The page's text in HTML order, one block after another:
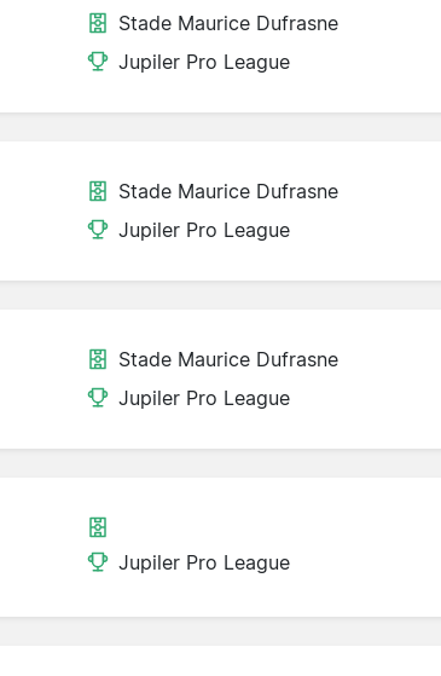
Stade Maurice Dufrasne
Jupiler Pro League
Stade Maurice Dufrasne
Jupiler Pro League
Stade Maurice Dufrasne
Jupiler Pro League
Jupiler Pro League